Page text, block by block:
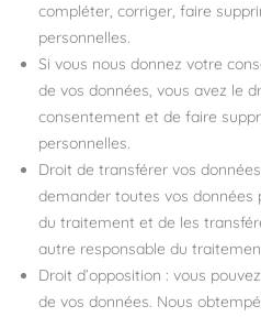
compléter, corriger, faire
personnelles.
Si vous nous donnez votre
de vos données, vous avez le
consentement et de faire
personnelles.
Droit de transférer vos
demander toutes vos données
du traitement et de les
autre responsable du
Droit d’opposition : vous
de vos données. Nous